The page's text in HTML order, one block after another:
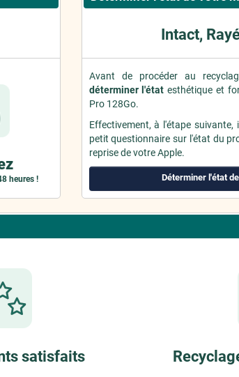
heures !
Intact,
Avant de procéder au
déterminer l'état esthétique et
Pro 128Go.
Effectivement, à l'étape
petit questionnaire sur l'état du
reprise de votre Apple.
Déterminer l'état
satisfaits